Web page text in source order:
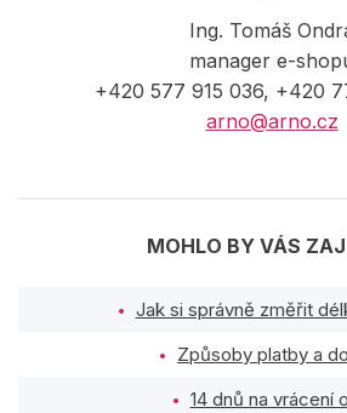
Ing. Tomáš
manager e-
+420 577 915 036, +420
arno@arno.cz
MOHLO BY VÁS
Jak si správně změřit
Způsoby platby a
14 dnů na vrácení